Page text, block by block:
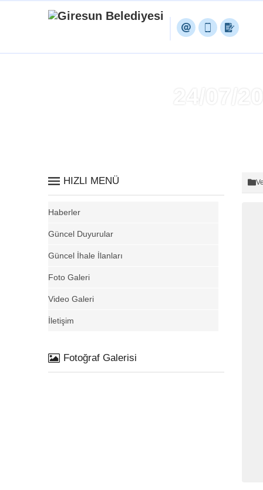
24/07/
HIZLI MENÜ
Haberler
Güncel Duyurular
Güncel İhale İlanları
Foto Galeri
Video Galeri
İletişim
Fotoğraf Galerisi